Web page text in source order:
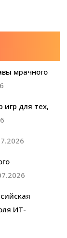
мрачного
игр для тех,
ИТ-